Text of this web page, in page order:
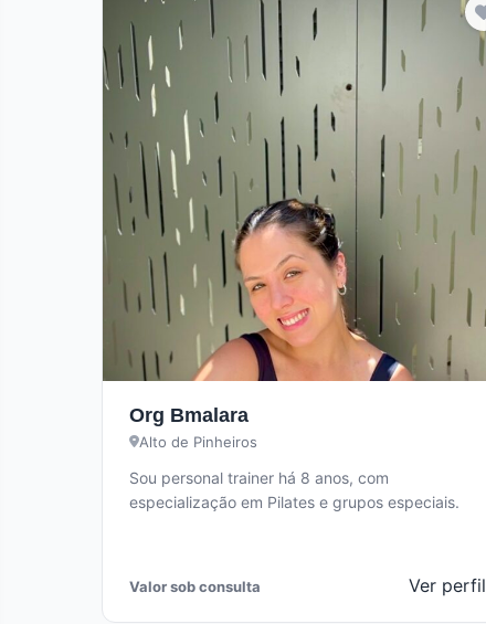
Org Bmalara
Alto de Pinheiros
Sou personal trainer há 8 anos, com
especialização em Pilates e grupos especiais.
Valor sob consulta Ver perfil